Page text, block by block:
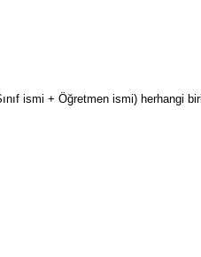
ismi + Öğretmen ismi) herhangi